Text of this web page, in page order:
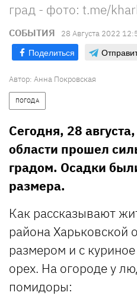
град - фото: t.me/
СОБЫТИЯ 28 Августа 2022
Поделиться
Автор: Анна Покровская
ПОГОДА
Сегодня, 28
области прошел
градом. Осадки
размера.
Как рассказывают
района Харьковской
размером и с
орех. На огороде у
помидоры: